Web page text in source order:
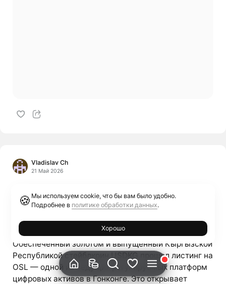
Vladislav Ch
21 Май 2026
Состоялся листинг стейблкоина USDKG
на гонконгской платформе OSL:
регулируемым рынкам Азии
Обеспеченный золотом и выпущенный Кыргызской
Республикой стейблкоин USDKG прошел листинг на
OSL — одной из ведущих регулируемых платформ
цифровых активов в Гонконге. Это открывает
🍪 Мы используем cookie, что бы вам было удобно.
Подробнее в политике обработки данных.
Хорошо